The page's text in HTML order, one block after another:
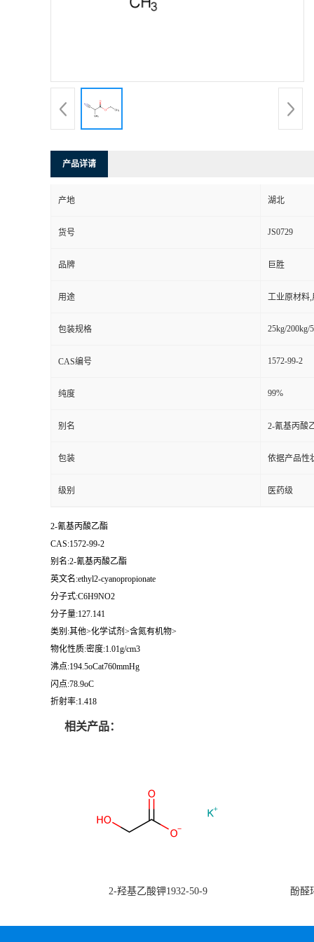
产品详请
产地 湖北
货号 JS0729
品牌 巨胜
用途 工业原材料
包装规格 25kg/200kg/
CAS编号 1572-99-2
纯度 99%
别名 2-氰基丙酸
包装 依据产品性
级别 医药级
2-氰基丙酸乙酯
CAS:1572-99-2
别名:2-氰基丙酸乙酯
英文名:ethyl2-cyanopropionate
分子式:C6H9NO2
分子量:127.141
类别:其他>化学试剂>含氮有机物>
物化性质:密度:1.01g/cm3
沸点:194.5oCat760mmHg
闪点:78.9oC
折射率:1.418
相关产品：
2-羟基乙酸钾1932-50-9 酚醛